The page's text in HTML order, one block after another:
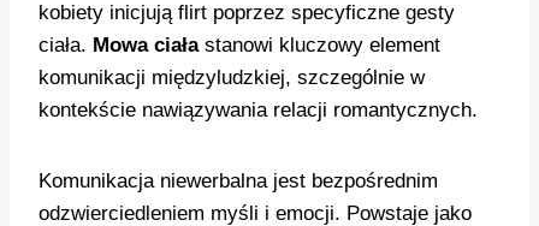
kobiety inicjują flirt poprzez specyficzne gesty
ciała. Mowa ciałastanowi kluczowy element
komunikacji międzyludzkiej, szczególnie w
kontekście nawiązywania relacji romantycznych.
Komunikacja niewerbalna jest bezpośrednim
odzwierciedleniem myśli i emocji. Powstaje jako